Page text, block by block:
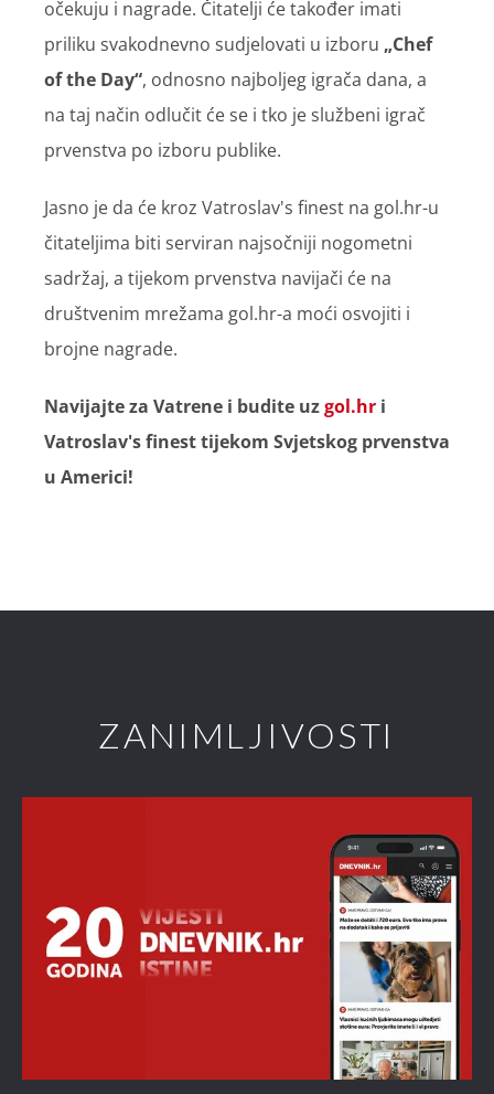
očekuju i nagrade. Čitatelji će također imati
priliku svakodnevno sudjelovati u izboru „Chef
of the Day“, odnosno najboljeg igrača dana, a
na taj način odlučit će se i tko je službeni igrač
prvenstva po izboru publike.
Jasno je da će kroz Vatroslav's finest na gol.hr-u
čitateljima biti serviran najsočniji nogometni
sadržaj, a tijekom prvenstva navijači će na
društvenim mrežama gol.hr-a moći osvojiti i
brojne nagrade.
Navijajte za Vatrene i budite uzgol.hr i
Vatroslav's finest tijekom Svjetskog prvenstva
u Americi!
ZANIMLJIVOSTI